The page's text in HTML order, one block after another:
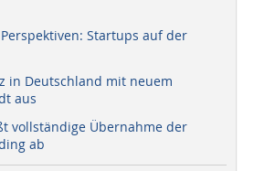
Startups auf der
in Deutschland mit neuem
aus
vollständige Übernahme der
ab